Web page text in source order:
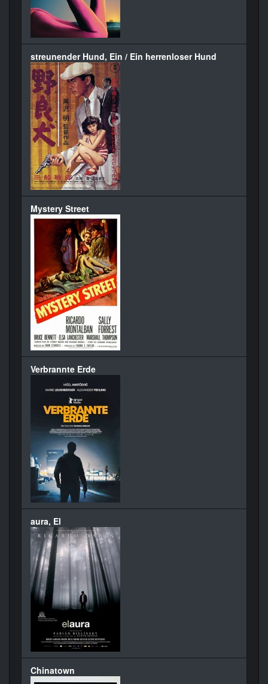
streunender Hund, Ein / Ein herrenloser Hund
Mystery Street
Verbrannte Erde
aura, El
Chinatown